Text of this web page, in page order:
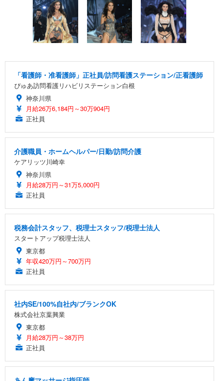
「看護師・准看護師」正社員/訪問看護ステーション/正看護師
ぴゅあ訪問看護リハビリステーション白根
神奈川県
月給26万6,184円～30万904円
正社員
介護職員・ホームヘルパー/日勤/訪問介護
ケアリッツ川崎幸
神奈川県
月給28万円～31万5,000円
正社員
税務会計スタッフ、税理士スタッフ/税理士法人
スタートアップ税理士法人
東京都
年収420万円～700万円
正社員
社内SE/100%自社内/ブランクOK
株式会社京葉興業
東京都
月給28万円～38万円
正社員